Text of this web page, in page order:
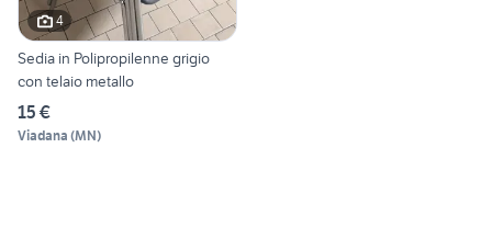
4
Sedia in Polipropilenne grigio
con telaio metallo
15 €
Viadana (MN)